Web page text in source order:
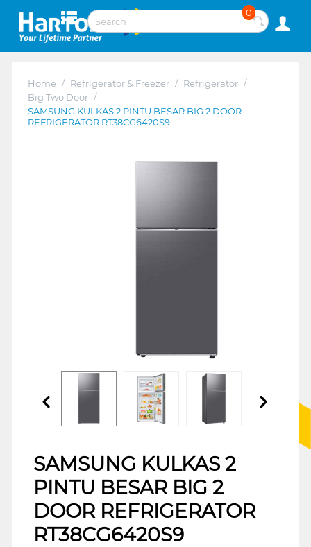
0
Home / Refrigerator & Freezer / Refrigerator /
Big Two Door /
SAMSUNG KULKAS 2 PINTU BESAR BIG 2 DOOR
REFRIGERATOR RT38CG6420S9
SAMSUNG KULKAS 2
PINTU BESAR BIG 2
DOOR REFRIGERATOR
RT38CG6420S9